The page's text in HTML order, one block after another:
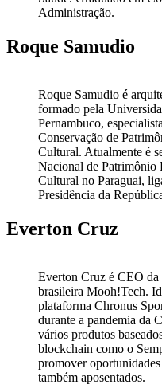
Administração.
Roque Samudio
Roque Samudio é
formado pela
Pernambuco,
Conservação de
Cultural. Atualmente é
Nacional de Patrimônio
Cultural no Paraguai,
Presidência da
Everton Cruz
Everton Cruz é CEO da
brasileira Mooh!Tech.
plataforma Chronus
durante a pandemia da
vários produtos
blockchain como o
promover
também aposentados.